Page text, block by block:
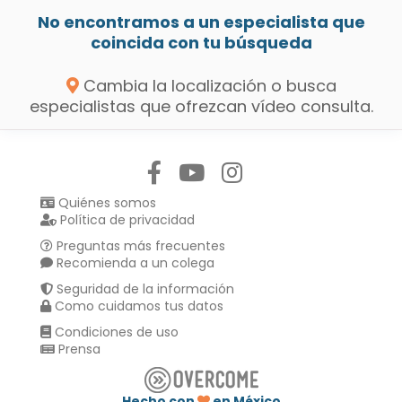
No encontramos a un especialista que
coincida con tu búsqueda
Cambia la localización o busca
especialistas que ofrezcan vídeo consulta.
Quiénes somos
Política de privacidad
Preguntas más frecuentes
Recomienda a un colega
Seguridad de la información
Como cuidamos tus datos
Condiciones de uso
Prensa